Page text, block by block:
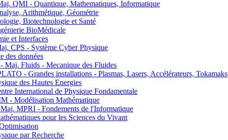
QMI - Quantique, Mathematiques, Informatique
Arithmétique, Géométrie
Biotechnologie et Santé
BioMédicale
et Interfaces
CPS - Système Cyber Physique
des données
Fluids - Mecanique des Fluides
- Grandes installations - Plasmas, Lasers, Accélérateurs, Tokamaks
des Hautes Energies
International de Physique Fondamentale
- Modélisation Mathématique
MPRI - Fondements de l'Informatique
pour les Sciences du Vivant
par Recherche